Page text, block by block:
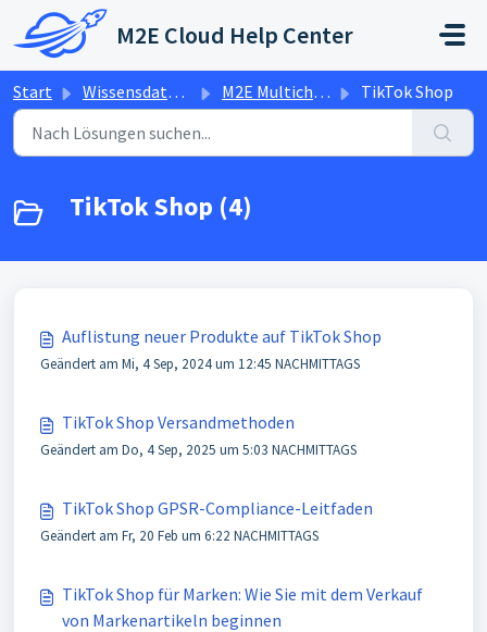
Zum hauptsächlichen Inhalt gehen
M2E Cloud Help Center
Start Wissensdatenbank M2E Multichannel Connect TikTok Shop
TikTok Shop (4)
Auflistung neuer Produkte auf TikTok Shop
Geändert am Mi, 4 Sep, 2024 um 12:45 NACHMITTAGS
TikTok Shop Versandmethoden
Geändert am Do, 4 Sep, 2025 um 5:03 NACHMITTAGS
TikTok Shop GPSR-Compliance-Leitfaden
Geändert am Fr, 20 Feb um 6:22 NACHMITTAGS
TikTok Shop für Marken: Wie Sie mit dem Verkauf
von Markenartikeln beginnen